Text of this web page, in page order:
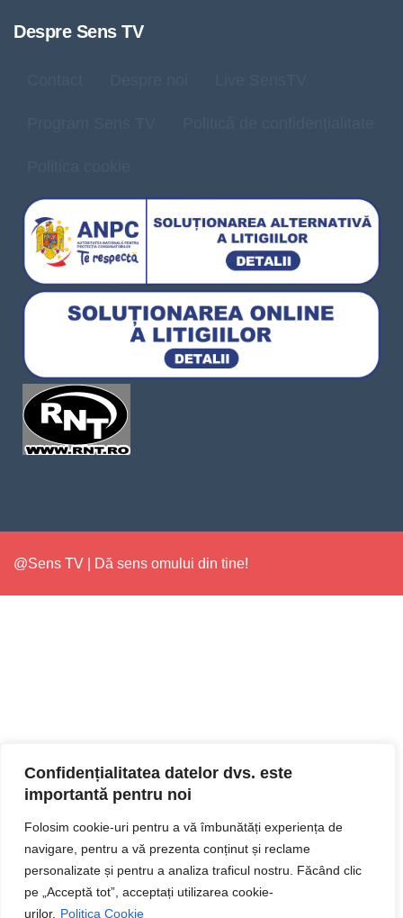
Confidențialitatea datelor dvs. este
importantă pentru noi
Folosim cookie-uri pentru a vă îmbunătăți experiența de
navigare, pentru a vă prezenta conținut și reclame
personalizate și pentru a analiza traficul nostru. Făcând clic
pe „Acceptă tot”, acceptați utilizarea cookie-
urilor. Politica Cookie
Despre Sens TV
@Sens TV | Dă sens omului din tine!